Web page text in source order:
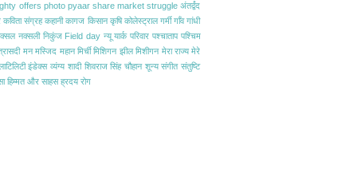
offers photo pyaar share market struggle अंतर्द्वंद
कविता संग्रह कहानी कागज किसान कृषि कोलेस्ट्राल गर्मी गाँव गांधी
नक्सली निकुंज Field day न्यू यार्क परिवार पश्चाताप पश्चिम
मन मस्जिद महान मिर्ची मिशिगन झील मिशीगन मेरा राज्य मेरे
इंडेक्स व्यंग्य शादी शिवराज सिंह चौहान शून्य संगीत संतुष्टि
हिम्मत और साहस ह्रदय रोग